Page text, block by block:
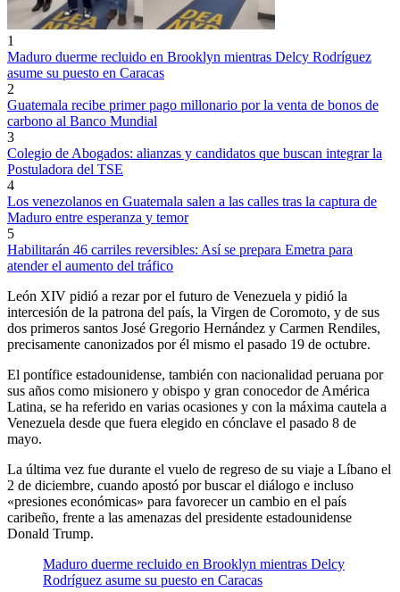
1
Maduro duerme recluido en Brooklyn mientras Delcy Rodríguez
asume su puesto en Caracas
2
Guatemala recibe primer pago millonario por la venta de bonos de
carbono al Banco Mundial
3
Colegio de Abogados: alianzas y candidatos que buscan integrar la
Postuladora del TSE
4
Los venezolanos en Guatemala salen a las calles tras la captura de
Maduro entre esperanza y temor
5
Habilitarán 46 carriles reversibles: Así se prepara Emetra para
atender el aumento del tráfico
León XIV pidió a rezar por el futuro de Venezuela y pidió la
intercesión de la patrona del país, la Virgen de Coromoto, y de sus
dos primeros santos José Gregorio Hernández y Carmen Rendiles,
precisamente canonizados por él mismo el pasado 19 de octubre.
El pontífice estadounidense, también con nacionalidad peruana por
sus años como misionero y obispo y gran conocedor de América
Latina, se ha referido en varias ocasiones y con la máxima cautela a
Venezuela desde que fuera elegido en cónclave el pasado 8 de
mayo.
La última vez fue durante el vuelo de regreso de su viaje a Líbano el
2 de diciembre, cuando apostó por buscar el diálogo e incluso
«presiones económicas» para favorecer un cambio en el país
caribeño, frente a las amenazas del presidente estadounidense
Donald Trump.
Maduro duerme recluido en Brooklyn mientras Delcy
Rodríguez asume su puesto en Caracas